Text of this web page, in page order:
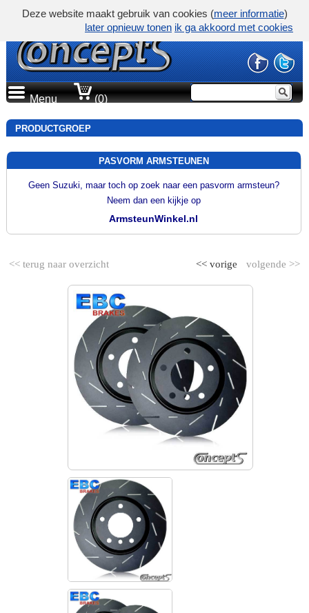
Menu (0)
PRODUCTGROEP
PASVORM ARMSTEUNEN
Geen Suzuki, maar toch op zoek naar een pasvorm armsteun?
Neem dan een kijkje op
ArmsteunWinkel.nl
<< terug naar overzicht volgende >>
<< vorige
Deze website maakt gebruik van cookies (meer informatie)
later opnieuw tonen ik ga akkoord met cookies